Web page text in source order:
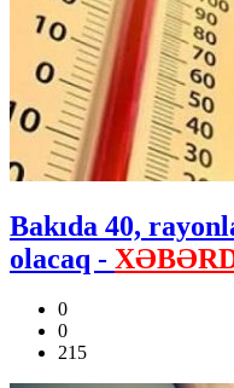
Bakıda 40,
olacaq -
0
0
215